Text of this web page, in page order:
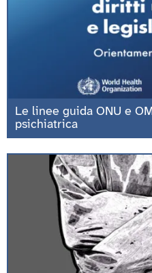
Le linee guida ONU e
psichiatrica